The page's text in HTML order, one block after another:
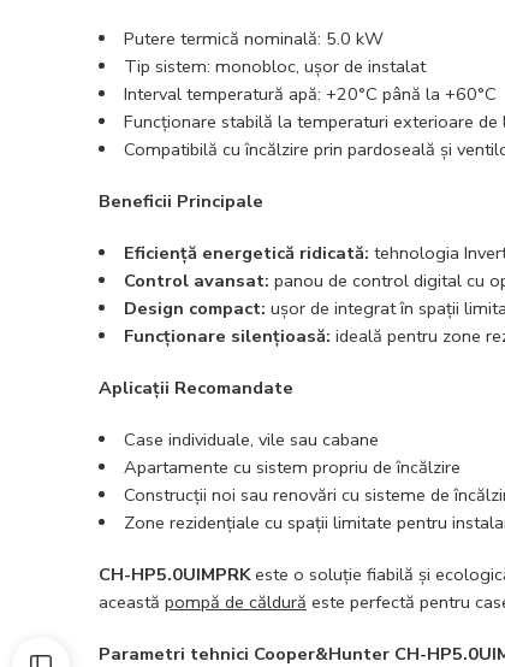
Putere termică nominală: 5.0 kW
Tip sistem: monobloc, ușor de instalat
Interval temperatură apă: +20°C până la +60°C
Funcționare stabilă la temperaturi exterioare de
Compatibilă cuîncălzire prin pardoseală și
Beneficii Principale
Eficiență energetică ridicată: tehnologia
Control avansat: panou de control digital cu
Design compact: ușor de integrat în spații
Funcționare silențioasă: ideală pentru zone
Aplicații Recomandate
Case individuale, vile sau cabane
Apartamente cu sistem propriu deîncălzire
Construcții noi sau renovări cu sisteme de
Zone rezidențiale cu spații limitate pentru
CH-HP5.0UIMPRKeste o soluție fiabilă și
această pompă de căldură este perfectă pentru
Parametri tehnici Cooper&Hunter CH-